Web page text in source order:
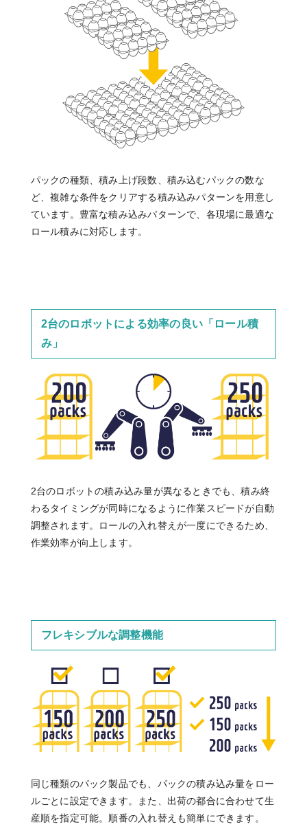
パックの種類、積み上げ段数、積み込むパックの数な
ど、複雑な条件をクリアする積み込みパターンを用意し
ています。豊富な積み込みパターンで、各現場に最適な
ロール積みに対応します。
2台のロボットによる効率の良い「ロール積
み」
2台のロボットの積み込み量が異なるときでも、積み終
わるタイミングが同時になるように作業スピードが自動
調整されます。ロールの入れ替えが一度にできるため、
作業効率が向上します。
フレキシブルな調整機能
同じ種類のパック製品でも、パックの積み込み量をロー
ルごとに設定できます。また、出荷の都合に合わせて生
産順を指定可能。順番の入れ替えも簡単にできます。